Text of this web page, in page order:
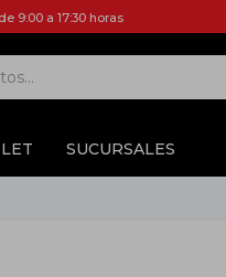
SUCURSALES
9:00 a 17:30 horas